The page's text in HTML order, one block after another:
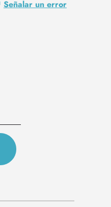
Señalar un error